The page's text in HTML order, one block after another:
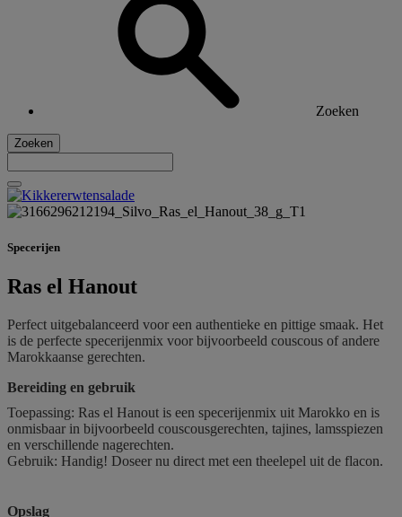
Zoeken
Zoeken
Specerijen
Ras el Hanout
Perfect uitgebalanceerd voor een authentieke en pittige smaak. Het
is de perfecte specerijenmix voor bijvoorbeeld couscous of andere
Marokkaanse gerechten.
Bereiding en gebruik
Toepassing: Ras el Hanout is een specerijenmix uit Marokko en is
onmisbaar in bijvoorbeeld couscousgerechten, tajines, lamsspiezen
en verschillende nagerechten.
Gebruik: Handig! Doseer nu direct met een theelepel uit de flacon.
Opslag